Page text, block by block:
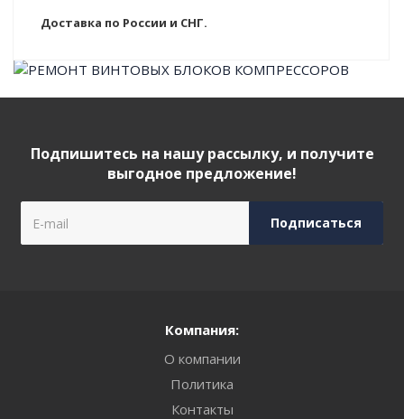
Доставка по России и СНГ.
Подпишитесь на нашу рассылку, и получите
выгодное предложение!
Компания:
О компании
Политика
Контакты